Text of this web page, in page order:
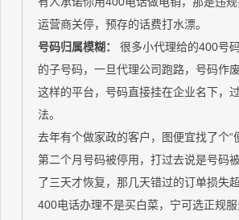
运营商关停，预存的话费打水漂。
号码归属模糊：
很多小代理给的400号
的子号码，一旦代理公司跑路，号码作
这样的平台，号码直接挂在企业名下，
法。
去年有个做家政的客户，图便宜找了个“
第二个月号码被停用，打过去说是号码
了三天才恢复，那几天错过的订单损失
400电话办理不是买白菜，宁可选正规服